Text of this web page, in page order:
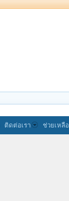
ติดต่อเรา ช่วยเหลือ